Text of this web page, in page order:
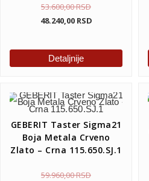
53.600,00RSD
48.240,00 RSD
Detaljnije
GEBERIT Taster Sigma21
Boja Metala Crveno
Zlato – Crna 115.650.SJ.1
59.960,00RSD